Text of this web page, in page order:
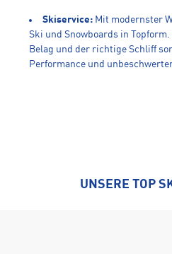
Skiservice: Mit modernster
Ski und Snowboards in
Belag und der richtige Schliff
Performance und
UNSERE TOP